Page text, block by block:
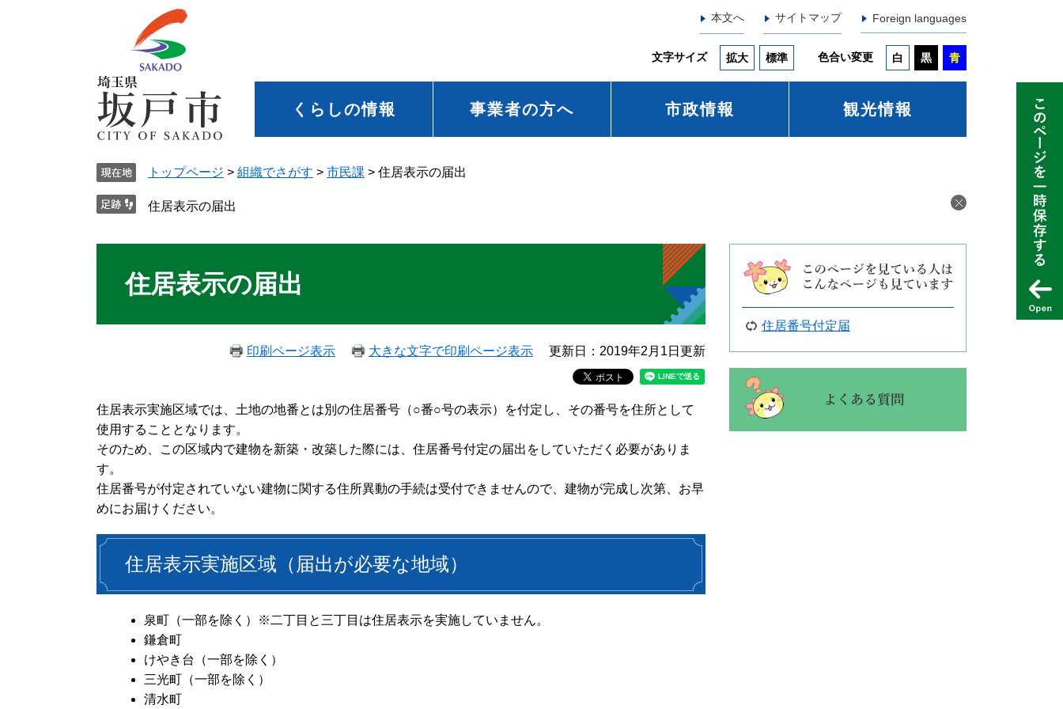
本文へ サイトマップ Foreign languages
文字サイズ 拡大 標準 色合い変更 白 黒 青
くらしの情報 事業者の方へ 市政情報 観光情報
トップページ > 組織でさがす > 市民課 > 住居表示の届出
住居表示の届出
住居表示の届出
印刷ページ表示 大きな文字で印刷ページ表示 更新日：2019年2月1日更新
住居表示実施区域では、土地の地番とは別の住居番号（○番○号の表示）を付定し、その番号を住所として
使用することとなります。
そのため、この区域内で建物を新築・改築した際には、住居番号付定の届出をしていただく必要がありま
す。
住居番号が付定されていない建物に関する住所異動の手続は受付できませんので、建物が完成し次第、お早
めにお届けください。
住居表示実施区域（届出が必要な地域）
泉町（一部を除く）※二丁目と三丁目は住居表示を実施していません。
鎌倉町
けやき台（一部を除く）
三光町（一部を除く）
清水町
住居番号付定届